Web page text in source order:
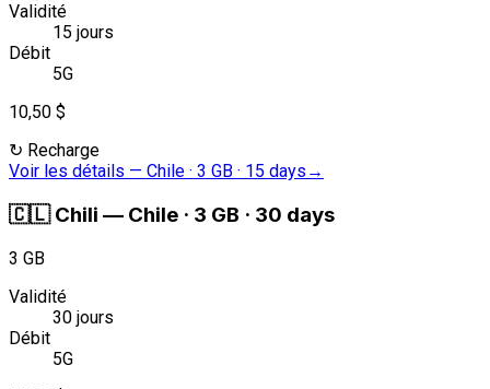
Validité
15 jours
Débit
5G
10,50 $
↻ Recharge
Voir les détails — Chile · 3 GB · 15 days →
🇨🇱 Chili — Chile · 3 GB · 30 days
3 GB
Validité
30 jours
Débit
5G